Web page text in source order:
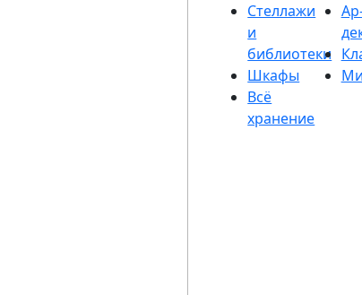
Стеллажи
и
библиотеки
Шкафы